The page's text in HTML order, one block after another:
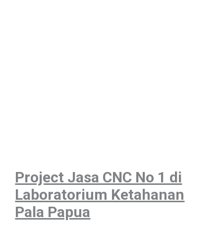
Project Jasa CNC No 1 di
Laboratorium Ketahanan
Pala Papua